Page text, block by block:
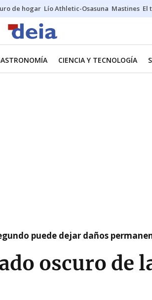
de hogar Lío Athletic-Osasuna Mastines El
CIENCIA Y TECNOLOGÍA
puede dejar daños
oscuro de